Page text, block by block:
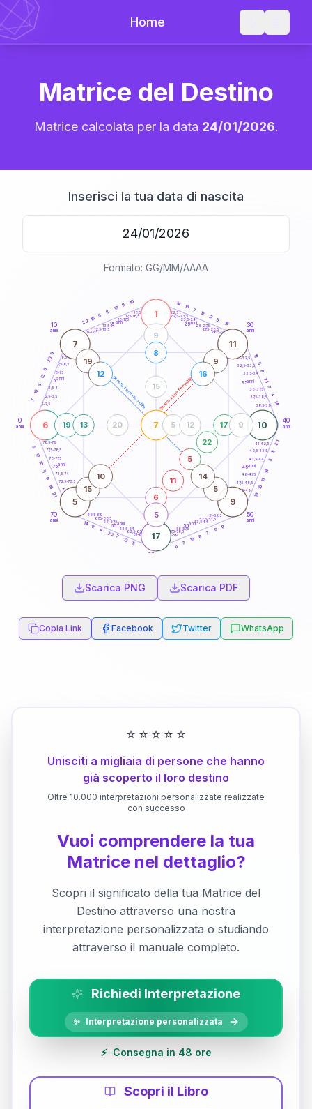
Home
Matrice del Destino
Matrice calcolata per la data 24/01/2026.
Inserisci la tua data di nascita
Formato: GG/MM/AAAA
generazione maschile generazione femminile
0
anni
10
anni
30
anni
40
anni
50
anni
60
70
anni
1-2,5
2,5-3,5
3,5-4
6-7,5
7,5-8,5
8,5-9
11-12,5
12,5-13,5
13,5-14
16-17,5
17,5-18,5
18,5-19
21-22,5
22,5-23,5
23,5-24
26-27,5
27,5-28,5
28,5-29
31-32,5
32,5-33,5
33,5-34
36-37,5
37,5-38,5
38,5-39
41-42,5
42,5-43,5
43,5-44
46-47,5
47,5-48,5
48,5-49
51-52,5
52,5-53,5
53,5-54
56-57,5
57,5-58,5
58,5-59
61-62,5
62,5-63,5
63,5-64
66-67,5
67,5-68,5
68,5-69
71-72,5
72,5-73,5
73,5-74
76-77,5
77,5-78,5
78,5-79
7
19
5
13
6
20
9
22 15
5
8
17 9
10 14
13 7
12
17 5
16
16
5
8
21
7
4
14
21
11
3
19
11
10
19
8
17
7
8
15
7
6
11
12
7
22
4
9
14
21
16
9
11
10
17
5
6
1
10
17
7
7 11
5 9
6
11
5
22
17
19
9
9
5
13
8
5 12
20
15
19
12
9
16
15
10
5
14
5anni
15 anni 25anni
35anni
45anni
55anni
65anni
75anni
Scarica PNG Scarica PDF
Copia Link Facebook Twitter WhatsApp
⭐ ⭐ ⭐ ⭐ ⭐
Unisciti a migliaia di persone che hanno
già scoperto il loro destino
Oltre 10.000 interpretazioni personalizzate realizzate
con successo
Vuoi comprendere la tua
Matrice nel dettaglio?
Scopri il significato della tua Matrice del
Destino attraverso una nostra
interpretazione personalizzata o studiando
attraverso il manuale completo.
Richiedi Interpretazione
✨ Interpretazione personalizzata
⚡ Consegna in 48 ore
Scopri il Libro